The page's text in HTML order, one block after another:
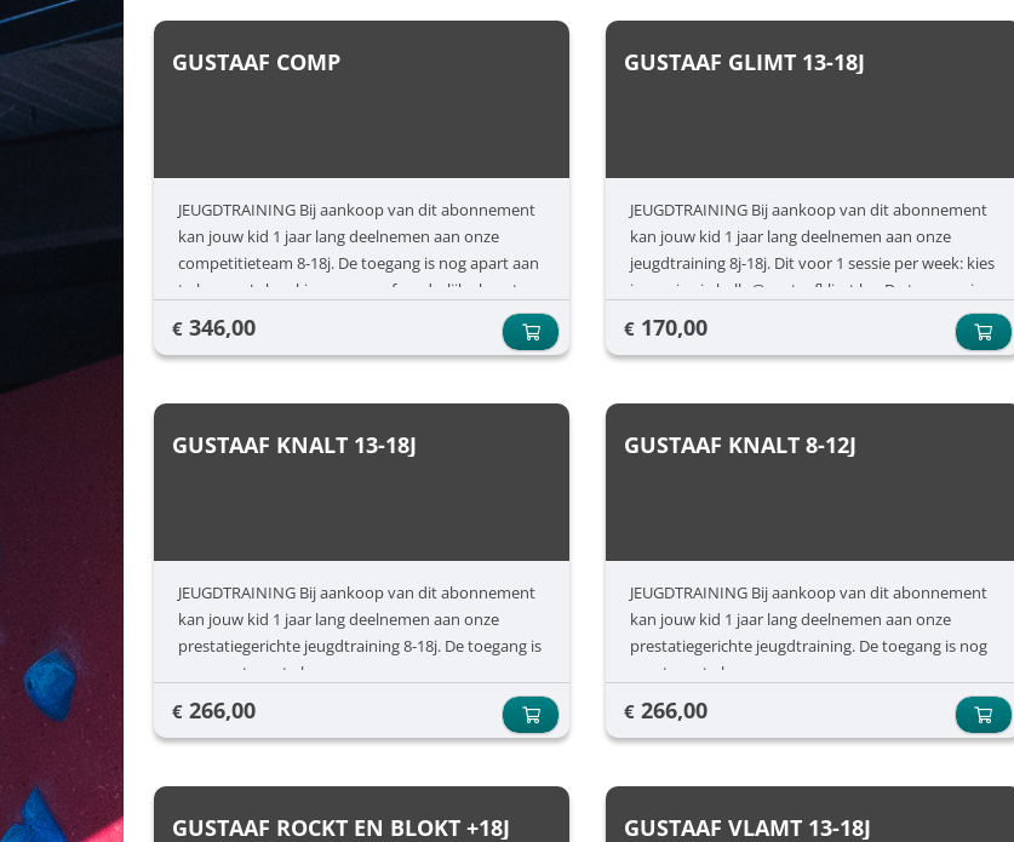
GUSTAAF COMP
JEUGDTRAINING Bij aankoop van dit abonnement
kan jouw kid 1 jaar lang deelnemen aan onze
competitieteam 8-18j. De toegang is nog apart aan
te kopen. Je kan kiezen voor afzonderlijke beurten
of een jaarabonnement.
€ 346,00
GUSTAAF GLIMT 13-18J
JEUGDTRAINING Bij aankoop van dit abonnement
kan jouw kid 1 jaar lang deelnemen aan onze
jeugdtraining 8j-18j. Dit voor 1 sessie per week: kies
je sessie via hallo@gustaafklimt.be. De toegang is
nog apart aan te kopen.
€ 170,00
GUSTAAF KNALT 13-18J
JEUGDTRAINING Bij aankoop van dit abonnement
kan jouw kid 1 jaar lang deelnemen aan onze
prestatiegerichte jeugdtraining 8-18j. De toegang is
nog apart aan te kopen.
€ 266,00
GUSTAAF KNALT 8-12J
JEUGDTRAINING Bij aankoop van dit abonnement
kan jouw kid 1 jaar lang deelnemen aan onze
prestatiegerichte jeugdtraining. De toegang is nog
apart aan te kopen.
€ 266,00
GUSTAAF ROCKT EN BLOKT +18J GUSTAAF VLAMT 13-18J